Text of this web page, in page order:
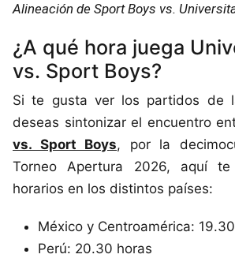
Alineación de Sport Boys vs.
¿A qué hora juega
vs. Sport Boys?
Si te gusta ver los partidos de
deseas sintonizar el encuentro
vs. Sport Boys, por la
Torneo Apertura 2026, aquí te
horarios en los distintos países:
México y Centroamérica:
Perú: 20.30 horas